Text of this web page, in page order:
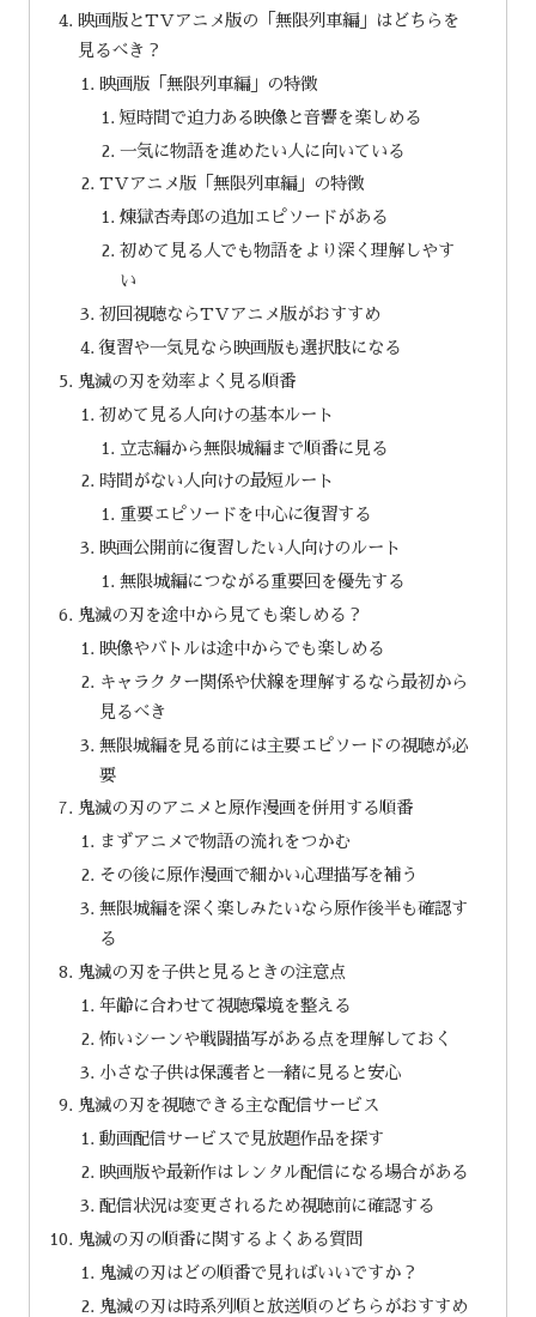
映画版とTVアニメ版の「無限列車編」はどちらを
見るべき？
映画版「無限列車編」の特徴
短時間で迫力ある映像と音響を楽しめる
一気に物語を進めたい人に向いている
TVアニメ版「無限列車編」の特徴
煉獄杏寿郎の追加エピソードがある
初めて見る人でも物語をより深く理解しやす
い
初回視聴ならTVアニメ版がおすすめ
復習や一気見なら映画版も選択肢になる
鬼滅の刃を効率よく見る順番
初めて見る人向けの基本ルート
立志編から無限城編まで順番に見る
時間がない人向けの最短ルート
重要エピソードを中心に復習する
映画公開前に復習したい人向けのルート
無限城編につながる重要回を優先する
鬼滅の刃を途中から見ても楽しめる？
映像やバトルは途中からでも楽しめる
キャラクター関係や伏線を理解するなら最初から
見るべき
無限城編を見る前には主要エピソードの視聴が必
要
鬼滅の刃のアニメと原作漫画を併用する順番
まずアニメで物語の流れをつかむ
その後に原作漫画で細かい心理描写を補う
無限城編を深く楽しみたいなら原作後半も確認す
る
鬼滅の刃を子供と見るときの注意点
年齢に合わせて視聴環境を整える
怖いシーンや戦闘描写がある点を理解しておく
小さな子供は保護者と一緒に見ると安心
鬼滅の刃を視聴できる主な配信サービス
動画配信サービスで見放題作品を探す
映画版や最新作はレンタル配信になる場合がある
配信状況は変更されるため視聴前に確認する
鬼滅の刃の順番に関するよくある質問
鬼滅の刃はどの順番で見ればいいですか？
鬼滅の刃は時系列順と放送順のどちらがおすすめ